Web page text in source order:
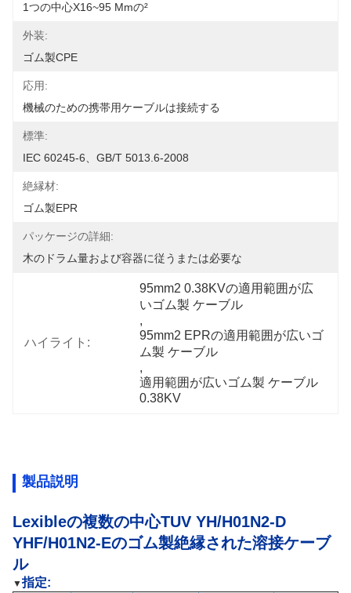
1つの中心x16~95 Mmの²
外装:
ゴム製CPE
応用:
機械のための携帯用ケーブルは接続する
標準:
IEC 60245-6、GB/T 5013.6-2008
絶縁材:
ゴム製EPR
パッケージの詳細:
木のドラム量および容器に従うまたは必要な
ハイライト:
95mm2 0.38KVの適用範囲が広
いゴム製 ケーブル
,
95mm2 EPRの適用範囲が広いゴ
ム製 ケーブル
,
適用範囲が広いゴム製 ケーブル
0.38KV
製品説明
Lexibleの複数の中心TUV YH/H01N2-D
YHF/H01N2-Eのゴム製絶縁された溶接ケーブ
ル
▼指定: